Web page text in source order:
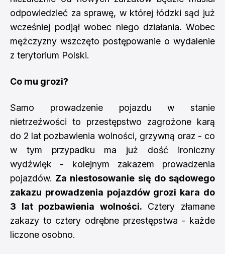
odpowiedzieć za sprawę, w której łódzki sąd już
wcześniej podjął wobec niego działania. Wobec
mężczyzny wszczęto postępowanie o wydalenie
z terytorium Polski.
Co mu grozi?
Samo prowadzenie pojazdu w stanie
nietrzeźwości to przestępstwo zagrożone karą
do 2 lat pozbawienia wolności, grzywną oraz - co
w tym przypadku ma już dość ironiczny
wydźwięk - kolejnym zakazem prowadzenia
pojazdów. Za niestosowanie się do sądowego
zakazu prowadzenia pojazdów grozi kara do
3 lat pozbawienia wolności. Cztery złamane
zakazy to cztery odrębne przestępstwa - każde
liczone osobno.